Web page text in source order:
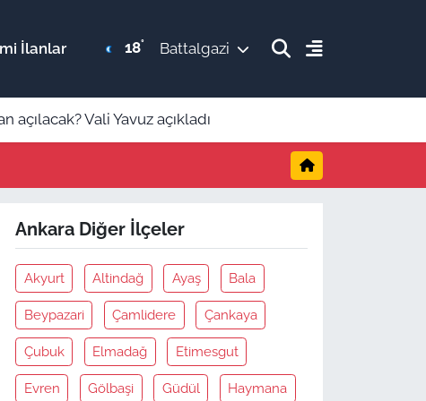
İlanlar 18° Battalgazi
Vali Yavuz açıkladı
Ankara Diğer İlçeler
Akyurt Altindağ Ayaş Bala
Beypazari Çamlidere Çankaya
Çubuk Elmadağ Etimesgut
Evren Gölbaşi Güdül Haymana